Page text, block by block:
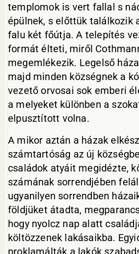
templomok is vert fallal s
épülnek, s előttük találkozik
falu két főútja. A telepítés
formát élteti, miről
megemlékezik. Legelső
majd minden községnek a
vezető orvosai sok emberi
a melyeket különben a
elpusztított volna.
A mikor aztán a házak
számtartóság az új
családok atyáit megidézte,
számának sorrendjében
ugyanilyen sorrendben
földjüket átadta,
hogy nyolcz nap alatt
költözzenek lakásaikba.
proklamálták a lakók